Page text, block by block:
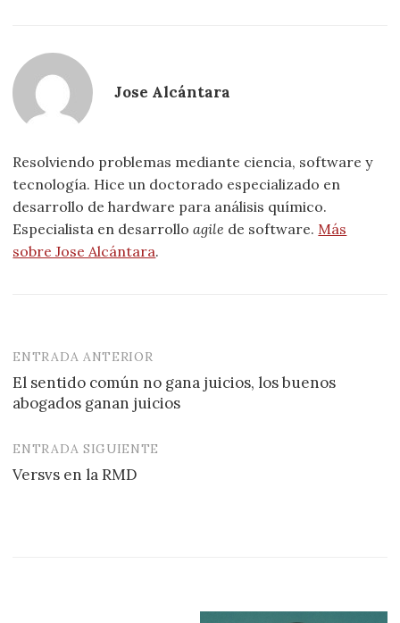
Jose Alcántara
Resolviendo problemas mediante ciencia, software y
tecnología. Hice un doctorado especializado en
desarrollo de hardware para análisis químico.
Especialista en desarrolloagile de software. Más
sobre Jose Alcántara.
Navegación
de
ENTRADA ANTERIOR
El sentido común no gana juicios, los buenos
abogados ganan juicios
ENTRADA SIGUIENTE
Versvs en la RMD